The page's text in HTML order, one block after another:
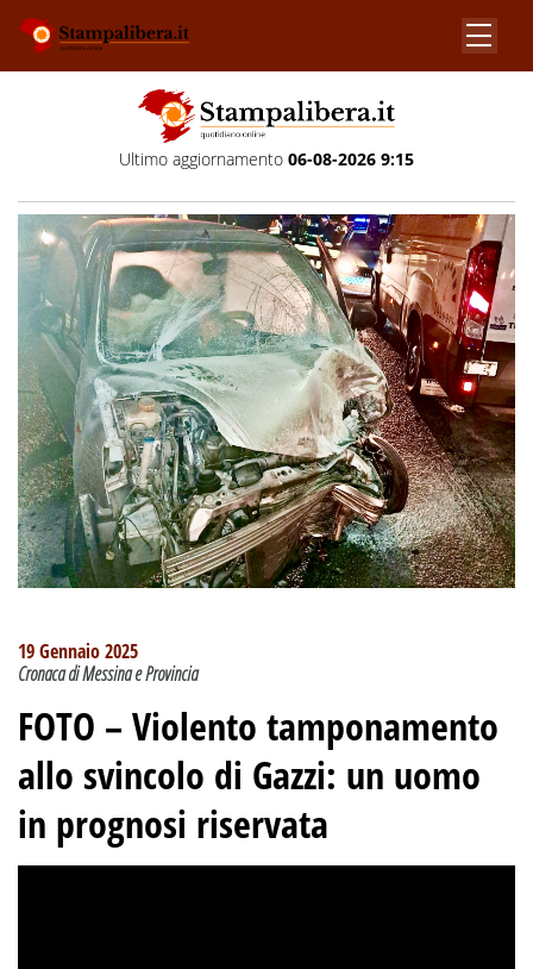
Ultimo aggiornamento 06-08-2026 9:15
19 Gennaio 2025
Cronaca di Messina e Provincia
FOTO – Violento tamponamento
allo svincolo di Gazzi: un uomo
in prognosi riservata